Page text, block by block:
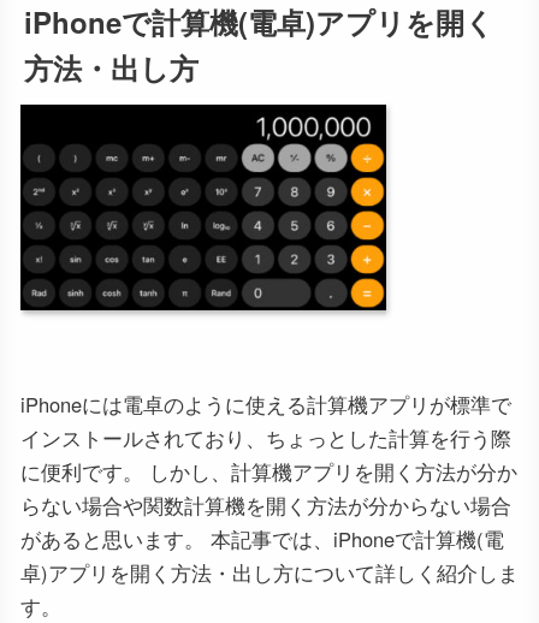
iPhoneで計算機(電卓)アプリを開く
方法・出し方
iPhoneには電卓のように使える計算機アプリが標準で
インストールされており、ちょっとした計算を行う際
に便利です。 しかし、計算機アプリを開く方法が分か
らない場合や関数計算機を開く方法が分からない場合
があると思います。 本記事では、iPhoneで計算機(電
卓)アプリを開く方法・出し方について詳しく紹介しま
す。